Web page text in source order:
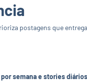
postagens que
semana e stories diários